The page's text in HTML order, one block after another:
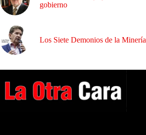
gobierno
Los Siete Demonios de la Minería